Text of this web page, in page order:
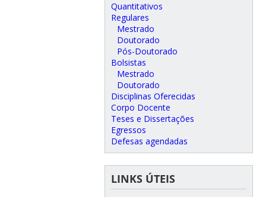
Quantitativos
Regulares
Mestrado
Doutorado
Pós-Doutorado
Bolsistas
Mestrado
Doutorado
Disciplinas Oferecidas
Corpo Docente
Teses e Dissertações
Egressos
Defesas agendadas
LINKS ÚTEIS